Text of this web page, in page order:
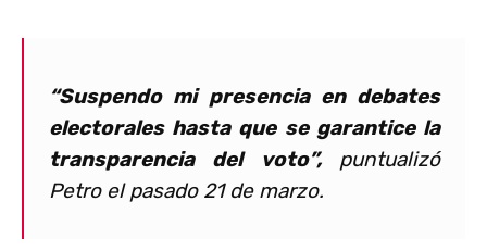
“Suspendo mi presencia en debates
electorales hasta que se garantice la
transparencia del voto”, puntualizó
Petro el pasado 21 de marzo.